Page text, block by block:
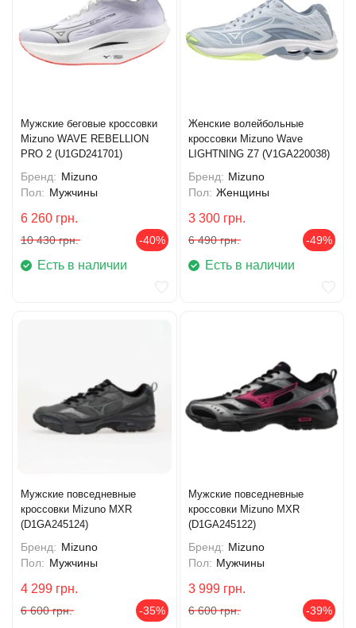
Мужские беговые кроссовки
Mizuno WAVE REBELLION
PRO 2 (U1GD241701)
Бренд: Mizuno
Пол: Мужчины
6 260 грн.
10 430 грн. -40%
Есть в наличии
Женские волейбольные
кроссовки Mizuno Wave
LIGHTNING Z7 (V1GA220038)
Бренд: Mizuno
Пол: Женщины
3 300 грн.
6 490 грн. -49%
Есть в наличии
Мужские повседневные
кроссовки Mizuno MXR
(D1GA245124)
Бренд: Mizuno
Пол: Мужчины
4 299 грн.
6 600 грн. -35%
Мужские повседневные
кроссовки Mizuno MXR
(D1GA245122)
Бренд: Mizuno
Пол: Мужчины
3 999 грн.
6 600 грн. -39%